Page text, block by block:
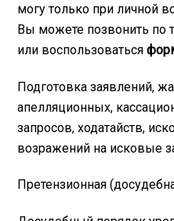
могу только при личной
Вы можете позвонить по
или воспользоваться
Подготовка заявлений,
апелляционных,
запросов, ходатайств,
возражений на исковые
Претензионная